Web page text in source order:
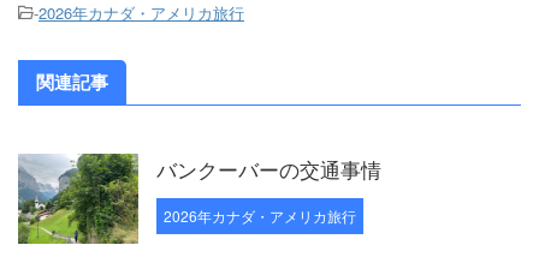
-2026年カナダ・アメリカ旅行
関連記事
バンクーバーの交通事情
2026年カナダ・アメリカ旅行